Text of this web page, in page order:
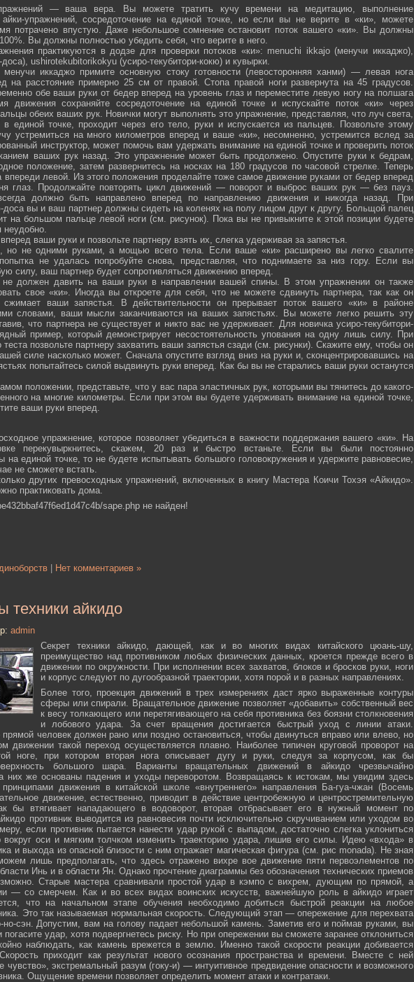
— ваша вера. Вы можете тратить кучу времени на медитацию, выполнение
айки-упражнений, сосредоточение на единой точке, но если вы не верите в «ки», можете
потрачено впустую. Даже небольшое сомнение остановит поток вашего «ки». Вы должны
Вы должны полностью убедить себя, что верите в него.
практикуются в додзе для проверки потоков «ки»: menuchi ikkajo (менучи иккаджо),
ushiro­tekubitori­kokyu (усиро-текубитори-кокю) и кувырки.
иккаджо примите основную стоку готовности (левосторонняя ханми) — левая нога
на расстояние примерно 25 см от правой. Стопа правой ноги развернута на 45 градусов.
обе ваши руки от бедер вперед на уровень глаз и переместите левую ногу на полшага
движения сохраняйте сосредоточение на единой точке и испускайте поток «ки» через
обеих ваших рук. Новички могут выполнять это упражнение, представляя, что луч света,
в единой точке, проходит через его тело, руки и испускается из пальцев. Позвольте этому
устремиться на много километров вперед и ваше «ки», несомненно, устремится вслед за
инструктор, может помочь вам удержать внимание на единой точке и проверить поток
ваших рук назад. Это упражнение может быть продолжено. Опустите руки к бедрам,
положение, затем развернитесь на носках на 180 градусов по часовой стрелке. Теперь
впереди левой. Из этого положения проделайте тоже самое движение руками от бедер вперед
глаз. Продолжайте повторять цикл движений — поворот и выброс ваших рук — без пауз.
должно быть направлено вперед по направлению движения и никогда назад. При
доса вы и ваш партнер должны сидеть на коленях на полу лицом друг к другу. Больщой палец
на большом пальце левой ноги (см. рисунок). Пока вы не привыкните к этой позиции будете
неудобно.
ваши руки и позвольте партнеру взять их, слегка удерживая за запястья.
но не одними руками, а мощью всего тела. Если ваше «ки» расширено вы легко свалите
не удалась попробуйте снова, представляя, что поднимаете за низ гору. Если вы
силу, ваш партнер будет сопротивляться движению вперед.
не должен давить на ваши руки в направлении вашей спины. В этом упражнении он также
свое «ки». Иногда вы откроете для себя, что не можете сдвинуть партнера, так как он
ваши запястья. В действительности он прерывает поток вашего «ки» в районе
словами, ваши мысли заканчиваются на ваших запястьях. Вы можете легко решить эту
что партнера не существует и никто вас не удерживает. Для новичка усиро-текубитори-
пример, который демонстрирует несостоятельность упования на одну лишь силу. При
теста позвольте партнеру захватить ваши запястья сзади (см. рисунки). Скажите ему, чтобы он
силе насколько может. Сначала опустите взгляд вниз на руки и, сконцентрировавшись на
попытайтесь силой выдвинуть руки вперед. Как бы вы не старались ваши руки останутся
положении, представьте, что у вас пара эластичных рук, которыми вы тянитесь до какого-
на многие километры. Если при этом вы будете удерживать внимание на единой точке,
ваши руки вперед.
упражнение, которое позволяет убедиться в важности поддержания вашего «ки». На
перекувыркнитесь, скажем, 20 раз и быстро встаньте. Если вы были постоянно
на единой точке, то не будете испытывать большого головокружения и удержите равновесие,
не сможете встать.
других превосходных упражнений, включенных в книгу Мастера Коичи Тохэя «Айкидо».
практиковать дома.
sape.php не найден!
Нет комментариев »
техники айкидо
admin
Секрет техники айкидо, дающей, как и во многих видах китайского цюань-шу,
преимущество над противником любых физических данных, кроется прежде всего в
движении по окружности. При исполнении всех захватов, блоков и бросков руки, ноги
и корпус следуют по дугообразной траектории, хотя порой и в разных направлениях.
Более того, проекция движений в трех измерениях даст ярко выраженные контуры
сферы или спирали. Вращательное движение позволяет «добавить» собственный вес
к весу толкающего или перетягивающего на себя противника без боязни столкновения
и лобового удара. За счет вращения достигается быстрый уход с линии атаки.
человек должен рано или поздно остановиться, чтобы двинуться вправо или влево, но
движении такой переход осуществляется плавно. Наиболее типичен круговой проворот на
ноге, при котором вторая нога описывает дугу и руки, следуя за корпусом, как бы
большого шара. Варианты вращательных движений в айкидо чрезвычайно
них же основаны падения и уходы переворотом. Возвращаясь к истокам, мы увидим здесь
движения в китайской школе «внутреннего» направления Ба-гуа-чжан (Восемь
движение, естественно, приводит в действие центробежную и центростремительную
бы втягивает нападающего в водоворот, вторая отбрасывает его в нужный момент по
противник выводится из равновесия почти исключительно скручиванием или уходом во
если противник пытается нанести удар рукой с выпадом, достаточно слегка уклониться
вокруг оси и мягким толчком изменить траекторию удара, лишив его силы. Идею «входа» в
и выхода из опасной близости с ним отражает магическая фигура (см. рис monada). Не зная
лишь предполагать, что здесь отражено вихре вое движение пяти первоэлементов по
Инь и в области Ян. Однако прочтение диаграммы без обозначения технических приемов
Старые мастера сравнивали простой удар в кэмпо с вихрем, дующим по прямой, а
— со смерчем. Как и во всех видах воинских искусств, важнейшую роль в айкидо играет
что на начальном этапе обучения необходимо добиться быстрой реакции на любое
Это так называемая нормальная скорость. Следующий этап — опережение для перехвата
сэн. Допустим, вам на голову падает небольшой камень. Заметив его и поймав руками, вы
погасите удар, хотя подвергнетесь риску. Но при опережении вы сможете заранее отклониться
наблюдать, как камень врежется в землю. Именно такой скорости реакции добивается
приходит как результат нового осознания пространства и времени. Вместе с ней
чувство», экстремальный разум (гоку-и) — интуитивное предвидение опасности и возможного
Ощущение времени позволяет определить момент атаки и контратаки.